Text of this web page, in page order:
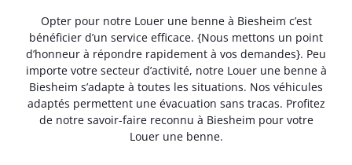
Opter pour notre Louer une benne à Biesheim c’est
bénéficier d’un service efficace. {Nous mettons un point
d’honneur à répondre rapidement à vos demandes}. Peu
importe votre secteur d’activité, notre Louer une benne à
Biesheim s’adapte à toutes les situations. Nos véhicules
adaptés permettent une évacuation sans tracas. Profitez
de notre savoir-faire reconnu à Biesheim pour votre
Louer une benne.